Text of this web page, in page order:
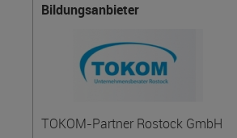
Bildungsanbieter
TOKOM-Partner Rostock GmbH